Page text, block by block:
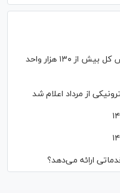
تداوم روند صعودی بورس/ شاخص کل بیش از ۱۳۰ هزار واحد
از مرداد اعلام شد
ارائه می‌دهد؟